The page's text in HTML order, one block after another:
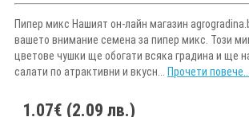
Пипер микс Нашият он-лайн магазин
вашето внимание семена за пипер микс. Този
цветове чушки ще обогати всяка градина и ще
салати по атрактивни и вкусн... Прочети повече...
1.07€ (2.09 лв.)